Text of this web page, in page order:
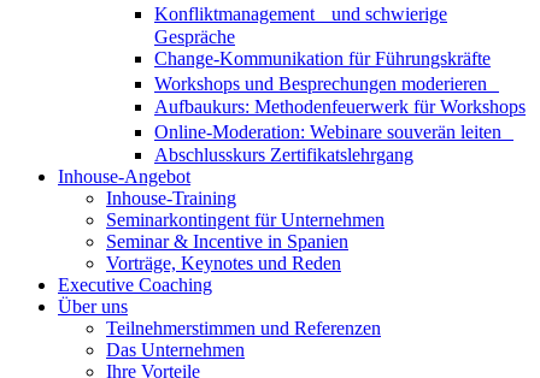
Konfliktmanagement und schwierige
Gespräche
Change-Kommunikation für Führungskräfte
Workshops und Besprechungen moderieren
Aufbaukurs: Methodenfeuerwerk für Workshops
Online-Moderation: Webinare souverän leiten
Abschlusskurs Zertifikatslehrgang
Inhouse-Angebot
Inhouse-Training
Seminarkontingent für Unternehmen
Seminar & Incentive in Spanien
Vorträge, Keynotes und Reden
Executive Coaching
Über uns
Teilnehmerstimmen und Referenzen
Das Unternehmen
Ihre Vorteile